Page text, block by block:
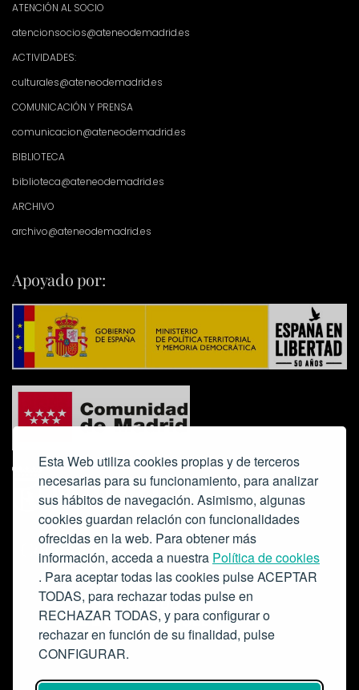
Esta Web utiliza cookies propias y de terceros
necesarias para su funcionamiento, para analizar
sus hábitos de navegación. Asimismo, algunas
cookies guardan relación con funcionalidades
ofrecidas en la web. Para obtener más
información, acceda a nuestra Política de cookies
. Para aceptar todas las cookies pulse ACEPTAR
TODAS, para rechazar todas pulse en
RECHAZAR TODAS, y para configurar o
rechazar en función de su finalidad, pulse
CONFIGURAR.
ATENCIÓN AL SOCIO
atencionsocios@ateneodemadrid.es
ACTIVIDADES:
culturales@ateneodemadrid.es
COMUNICACIÓN Y PRENSA
comunicacion@ateneodemadrid.es
BIBLIOTECA
biblioteca@ateneodemadrid.es
ARCHIVO
archivo@ateneodemadrid.es
Apoyado por:
Colabora: